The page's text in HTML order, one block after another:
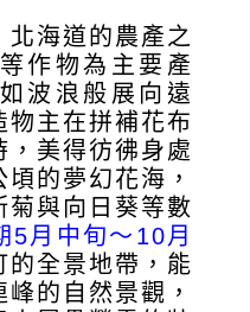
北海道的農產之
作物為主要產
波浪般展向遠
物主在拼補花布
，美得彷彿身處
的夢幻花海，
菊與向日葵等數
5月中旬～10月
的全景地帶，能
的自然景觀，